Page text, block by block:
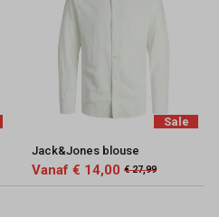
Sale
Jack&Jones blouse
Vanaf € 14,00 € 27,99